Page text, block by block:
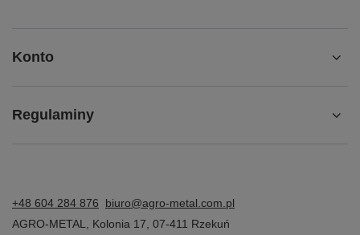
Konto
Regulaminy
+48 604 284 876
biuro@agro-metal.com.pl
AGRO-METAL
Kolonia 17 07-411 Rzekuń